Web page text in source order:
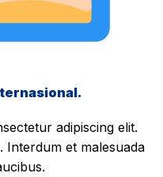
adipiscing elit.
Interdum et malesuada